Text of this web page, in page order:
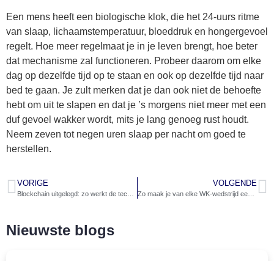
Een mens heeft een biologische klok, die het 24-uurs ritme
van slaap, lichaamstemperatuur, bloeddruk en hongergevoel
regelt. Hoe meer regelmaat je in je leven brengt, hoe beter
dat mechanisme zal functioneren. Probeer daarom om elke
dag op dezelfde tijd op te staan en ook op dezelfde tijd naar
bed te gaan. Je zult merken dat je dan ook niet de behoefte
hebt om uit te slapen en dat je ’s morgens niet meer met een
duf gevoel wakker wordt, mits je lang genoeg rust houdt.
Neem zeven tot negen uren slaap per nacht om goed te
herstellen.
VORIGE VOLGENDE
Zo maak je van elke WK-wedstrijd een feestje waar je vrienden het nog weken over hebben
Nieuwste blogs